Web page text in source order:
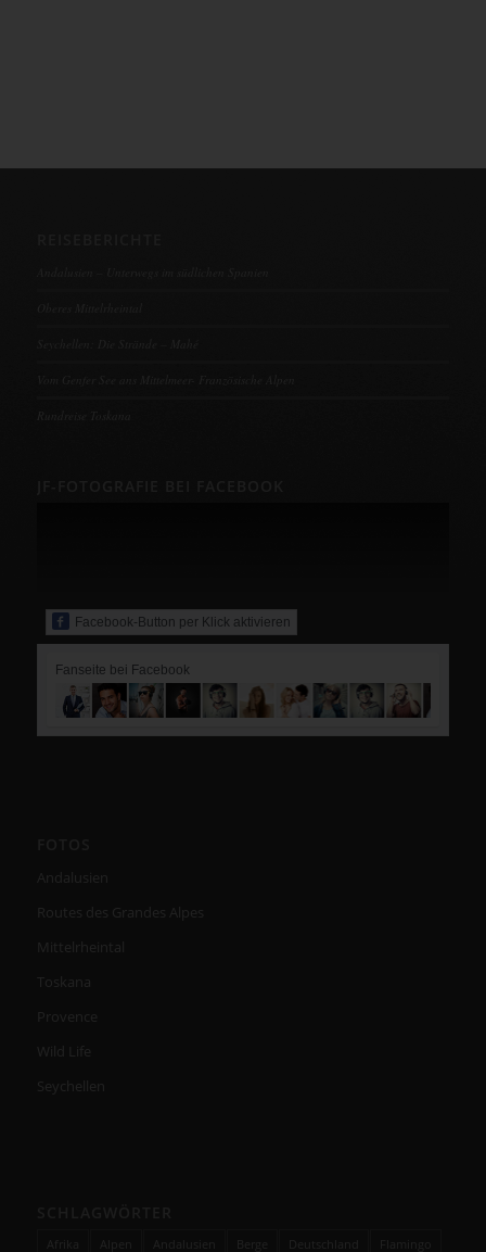
Facebook-Button per Klick aktivieren
Fanseite bei Facebook
Andalusien
Routes des Grandes Alpes
Mittelrheintal
Toskana
Alpen Andalusien Deutschland Flamingo